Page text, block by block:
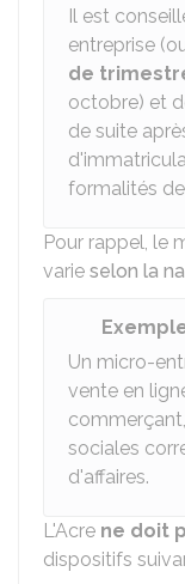
Il est
entreprise
de
octobre) et
de suite
formalités
Pour rappel, le
varie selon la
Un micro-
vente en
sociales
d'affaires.
L'Acre ne doit
dispositifs